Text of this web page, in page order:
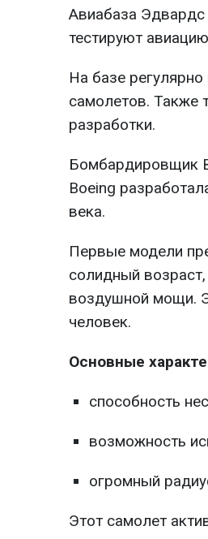
Авиабаза
тестируют
На базе
самолетов. Также
разработки.
Бомбардировщик
Boeing
века.
Первые модели
солидный
воздушной мощи.
человек.
Основные
способность
возможность
огромный
Этот самолет